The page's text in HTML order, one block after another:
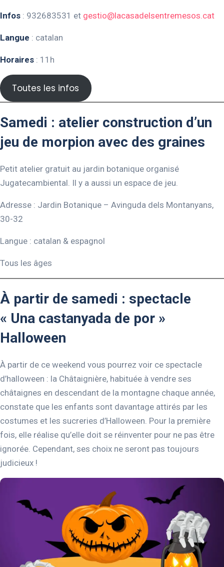
Infos : 932683531 et gestio@lacasadelsentremesos.cat
Langue : catalan
Horaires : 11h
Toutes les infos
Samedi : atelier construction d’un
jeu de morpion avec des graines
Petit atelier gratuit au jardin botanique organisé
Jugatecambiental. Il y a aussi un espace de jeu.
Adresse : Jardin Botanique – Avinguda dels Montanyans,
30-32
Langue : catalan & espagnol
Tous les âges
À partir de samedi : spectacle
« Una castanyada de por »
Halloween
À partir de ce weekend vous pourrez voir ce spectacle
d’halloween : la Châtaignière, habituée à vendre ses
châtaignes en descendant de la montagne chaque année,
constate que les enfants sont davantage attirés par les
costumes et les sucreries d’Halloween. Pour la première
fois, elle réalise qu’elle doit se réinventer pour ne pas être
ignorée. Cependant, ses choix ne seront pas toujours
judicieux !